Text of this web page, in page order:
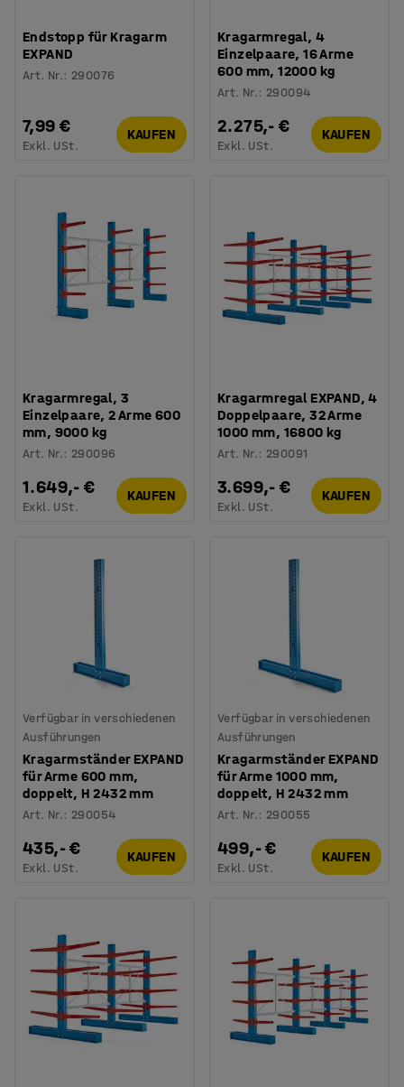
Endstopp für Kragarm
EXPAND
Art. Nr.: 290076
7,99 €
Exkl. USt.
KAUFEN
Kragarmregal, 4
Einzelpaare, 16 Arme
600 mm, 12000 kg
Art. Nr.: 290094
2.275,- €
Exkl. USt.
KAUFEN
Kragarmregal, 3
Einzelpaare, 2 Arme 600
mm, 9000 kg
Art. Nr.: 290096
1.649,- €
Exkl. USt.
KAUFEN
Kragarmregal EXPAND, 4
Doppelpaare, 32 Arme
1000 mm, 16800 kg
Art. Nr.: 290091
3.699,- €
Exkl. USt.
KAUFEN
Verfügbar in verschiedenen
Ausführungen
Kragarmständer EXPAND
für Arme 600 mm,
doppelt, H 2432 mm
Art. Nr.: 290054
435,- €
Exkl. USt.
KAUFEN
Verfügbar in verschiedenen
Ausführungen
Kragarmständer EXPAND
für Arme 1000 mm,
doppelt, H 2432 mm
Art. Nr.: 290055
499,- €
Exkl. USt.
KAUFEN